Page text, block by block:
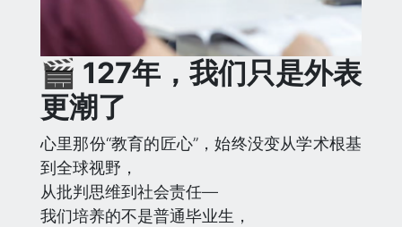
🎬 127年， 我们只是外表
更潮了
心里那份“教育的匠心”，始终没变从学术根基
到全球视野，
从批判思维到社会责任—
我们培养的不是普通毕业生，